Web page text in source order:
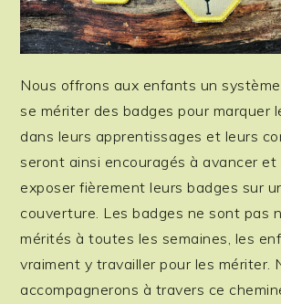
Nous offrons aux enfants un
se mériter des badges pour marquer
dans leurs apprentissages et leurs
seront ainsi encouragés à avancer
exposer fièrement leurs badges sur
couverture. Les badges ne sont pas
mérités à toutes les semaines, les
vraiment y travailler pour les mériter.
accompagnerons à travers ce